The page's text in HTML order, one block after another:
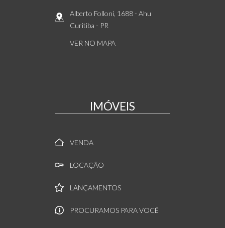
Alberto Folloni, 1688- Ahu
Curitiba - PR
VER NO MAPA
IMÓVEIS
VENDA
LOCAÇÃO
LANÇAMENTOS
PROCURAMOS PARA VOCÊ